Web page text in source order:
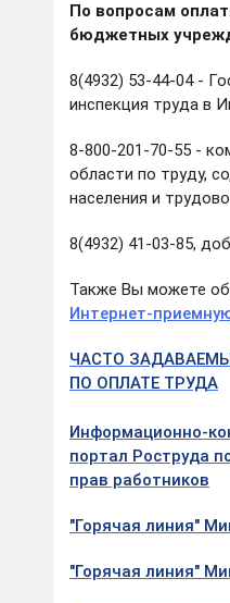
По вопросам
бюджетных
8(4932) 53-44-04 -
инспекция труда в
8-800-201-70-55 -
области по труду,
населения и
8(4932) 41-03-85,
Также Вы можете
Интернет-
ЧАСТО
ПО ОПЛАТЕ ТРУДА
Информационно-
портал Роструда
прав работников
"Горячая линия"
"Горячая линия"